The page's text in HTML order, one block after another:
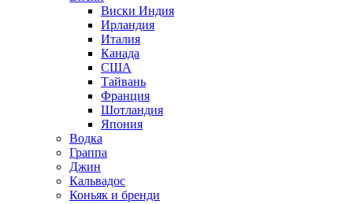
Виски Индия
Ирландия
Италия
Канада
США
Тайвань
Франция
Шотландия
Япония
Водка
Граппа
Джин
Кальвадос
Коньяк и бренди